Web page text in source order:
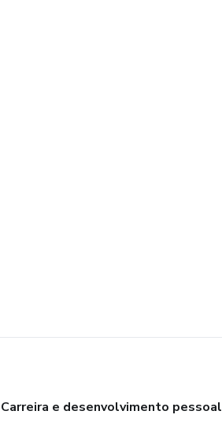
Carreira e desenvolvimento pessoal